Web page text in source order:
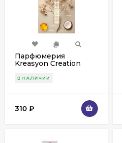
Парфюмерия
Kreasyon Creation
women 25 ml
В НАЛИЧИИ
310 ₽